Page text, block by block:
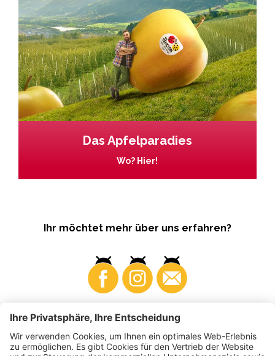
Das Apfelparadies
Wo? Hier!
Ihr möchtet mehr über uns erfahren?
Business Produzenten